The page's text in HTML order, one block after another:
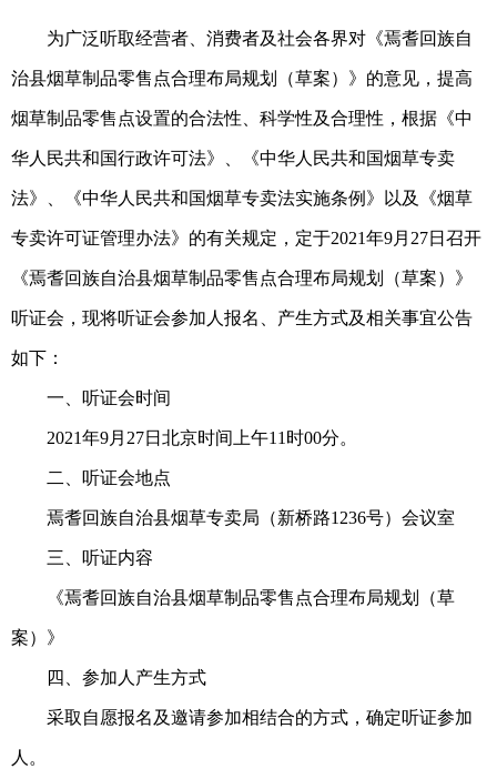
为广泛听取经营者、消费者及社会各界对《焉耆回族自
治县烟草制品零售点合理布局规划（草案）》的意见，提高
烟草制品零售点设置的合法性、科学性及合理性，根据《中
华人民共和国行政许可法》、《中华人民共和国烟草专卖
法》、《中华人民共和国烟草专卖法实施条例》以及《烟草
专卖许可证管理办法》的有关规定，定于2021年9月27日召开
《焉耆回族自治县烟草制品零售点合理布局规划（草案）》
听证会，现将听证会参加人报名、产生方式及相关事宜公告
如下：
一、听证会时间
2021年9月27日北京时间上午11时00分。
二、听证会地点
焉耆回族自治县烟草专卖局（新桥路1236号）会议室
三、听证内容
《焉耆回族自治县烟草制品零售点合理布局规划（草
案）》
四、参加人产生方式
采取自愿报名及邀请参加相结合的方式，确定听证参加
人。